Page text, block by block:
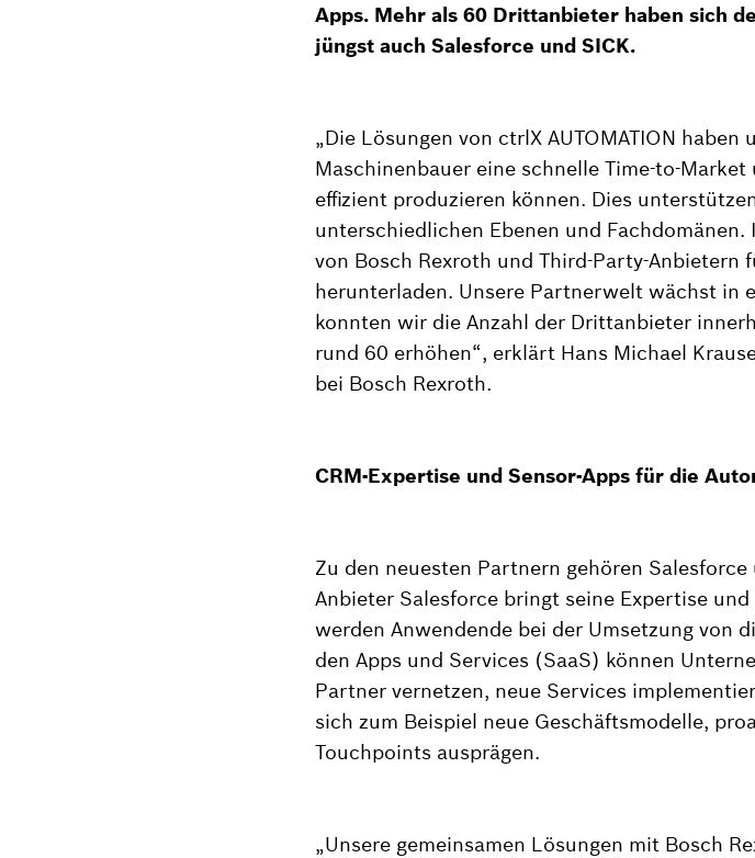
Apps. Mehr als 60 Drittanbieter haben sich
jüngst auch Salesforce und SICK.
„Die Lösungen von ctrlX AUTOMATION
Maschinenbauer eine schnelle Time-to-
effizient produzieren können. Dies
unterschiedlichen Ebenen und
von Bosch Rexroth und Third-Party-Anbietern
herunterladen. Unsere Partnerwelt wächst in
konnten wir die Anzahl der Drittanbieter
rund 60 erhöhen“, erklärt Hans Michael
bei Bosch Rexroth.
CRM-Expertise und Sensor-Apps für die
Zu den neuesten Partnern gehören
Anbieter Salesforce bringt seine Expertise
werden Anwendende bei der Umsetzung von
den Apps und Services (SaaS) können
Partner vernetzen, neue Services
sich zum Beispiel neue Geschäftsmodelle,
Touchpoints ausprägen.
„Unsere gemeinsamen Lösungen mit Bosch